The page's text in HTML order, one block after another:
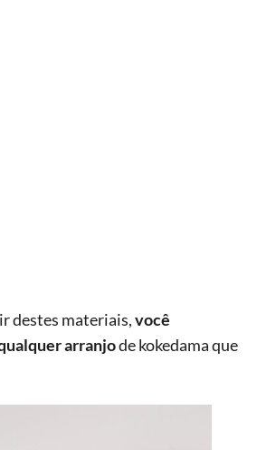
destes materiais,você
arranjode kokedama que